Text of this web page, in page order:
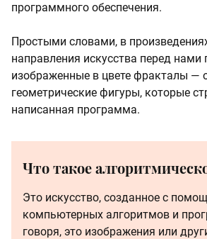
программного обеспечения.
Простыми словами, в
направления искусства перед нами
изображенные в цвете фракталы —
геометрические фигуры, которые
написанная программа.
Что такое
Это искусство, созданное с
компьютерных алгоритмов и
говоря, это изображения или